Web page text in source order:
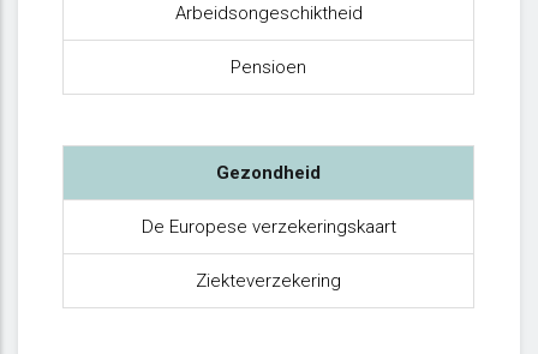
Arbeidsongeschiktheid
Pensioen
Gezondheid
De Europese verzekeringskaart
Ziekteverzekering